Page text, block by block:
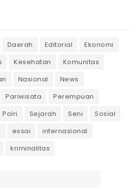
Daerah Editorial
Ekonomi
Kesehatan
Komunitas
Nasional
News
Pariwisata
Perempuan
Polri Sejarah Seni
Sosial
essai
internasional
kriminalitas